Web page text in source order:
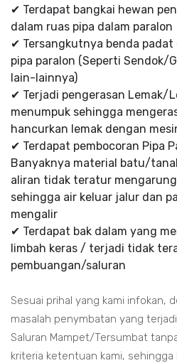
✔ Terdapat bangkai hewan
dalam ruas pipa dalam paralon
✔ Tersangkutnya benda padat
pipa paralon (Seperti Sendok/
lain-lainnya)
✔ Terjadi pengerasan Lemak/
menumpuk sehingga
hancurkan lemak dengan
✔ Terdapat pembocoran Pipa
Banyaknya material batu/
aliran tidak teratur
sehingga air keluar jalur dan
mengalir
✔ Terdapat bak dalam yang
limbah keras / terjadi tidak
pembuangan/saluran
Sesuai prihal yang kami infokan,
masalah penymbatan yang
Saluran Mampet/Tersumbat
kriteria ketentuan kami, sehingga